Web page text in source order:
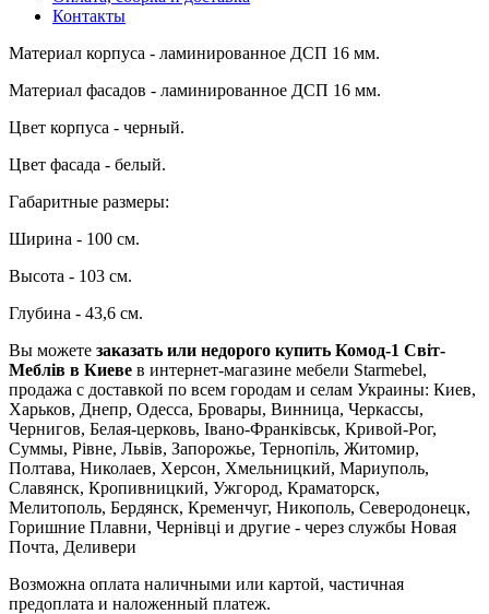
Контакты
Материал корпуса - ламинированное ДСП 16 мм.
Материал фасадов - ламинированное ДСП 16 мм.
Цвет корпуса - черный.
Цвет фасада - белый.
Габаритные размеры:
Ширина - 100 см.
Высота - 103 см.
Глубина - 43,6 см.
Вы можете заказать или недорого купить Комод-1 Світ-
Меблів в Киеве в интернет-магазине мебели Starmebel,
продажа с доставкой по всем городам и селам Украины: Киев,
Харьков, Днепр, Одесса, Бровары, Винница, Черкассы,
Чернигов, Белая-церковь, Івано-Франківськ, Кривой-Рог,
Суммы, Рівне, Львів, Запорожье, Тернопіль, Житомир,
Полтава, Николаев, Херсон, Хмельницкий, Мариуполь,
Славянск, Кропивницкий, Ужгород, Краматорск,
Мелитополь, Бердянск, Кременчуг, Никополь, Северодонецк,
Горишние Плавни, Чернівці и другие - через службы Новая
Почта, Деливери
Возможна оплата наличными или картой, частичная
предоплата и наложенный платеж.